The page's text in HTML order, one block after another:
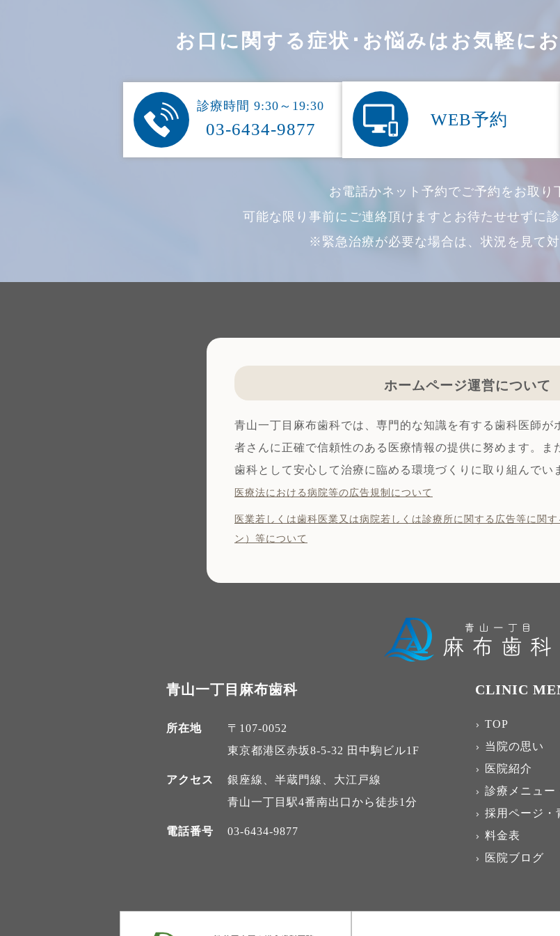
お口に関する症状･お悩みはお気軽に
診療時間 9:30～19:30
03-6434-9877
WEB予約
お電話かネット予約でご予約をお取り
可能な限り事前にご連絡頂けますとお待たせせずに
※緊急治療が必要な場合は、状況を見て対
ホームページ運営について
青山一丁目麻布歯科では、専門的な知識を有する歯科医師が
者さんに正確で信頼性のある医療情報の提供に努めます。ま
歯科として安心して治療に臨める環境づくりに取り組んでい
医療法における病院等の広告規制について
医業若しくは⻭科医業⼜は病院若しくは診療所に関する広告等に関
ン）等について
青山一丁目麻布歯科
所在地
〒107-0052
東京都港区赤坂8-5-32 田中駒ビル1F
アクセス
銀座線、半蔵門線、大江戸線
青山一丁目駅4番南出口から徒歩1分
電話番号 03-6434-9877
CLINIC
TOP
当院の思い
医院紹介
診療メニュー
採用ページ・
料金表
医院ブログ